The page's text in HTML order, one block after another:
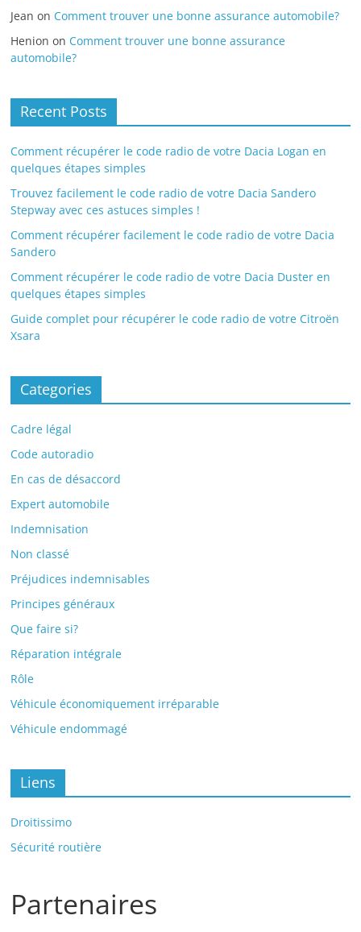
Jean on Comment trouver une bonne assurance automobile?
Henion on Comment trouver une bonne assurance
automobile?
Recent Posts
Comment récupérer le code radio de votre Dacia Logan en
quelques étapes simples
Trouvez facilement le code radio de votre Dacia Sandero
Stepway avec ces astuces simples !
Comment récupérer facilement le code radio de votre Dacia
Sandero
Comment récupérer le code radio de votre Dacia Duster en
quelques étapes simples
Guide complet pour récupérer le code radio de votre Citroën
Xsara
Categories
Cadre légal
Code autoradio
En cas de désaccord
Expert automobile
Indemnisation
Non classé
Préjudices indemnisables
Principes généraux
Que faire si?
Réparation intégrale
Rôle
Véhicule économiquement irréparable
Véhicule endommagé
Liens
Droitissimo
Sécurité routière
Partenaires